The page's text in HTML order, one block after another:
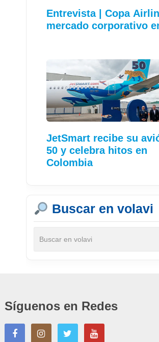
Entrevista | Copa
mercado corporativo
JetSmart recibe su
50 y celebra hitos en
Colombia
Buscar en volavi
Síguenos en Redes